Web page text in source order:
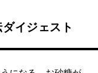
イジェスト